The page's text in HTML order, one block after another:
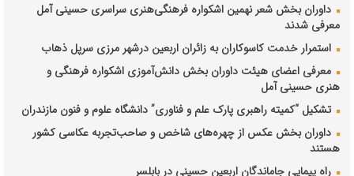
داوران بخش شعر نهمین اشکواره فرهنگی‌هنری سراسری حسینی آمل
معرفی شدند
استمرار خدمت کاسوکاران به زائران اربعین درشهر مرزی سرپل ذهاب
معرفی اعضای هیئت داوران بخش دانش‌آموزی اشکواره فرهنگی و
هنری حسینی آمل
تشکیل “کمیته راهبری پارک علم و فناوری” دانشگاه علوم و فنون مازندران
داوران بخش عکس از چهره‌های شاخص و صاحب‌تجربه عکاسی کشور
هستند
راه پیمایی جاماندگان اربعین حسینی در بابلسر